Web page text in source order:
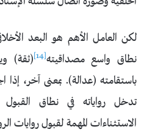
لكن العامل الأهم هو البعد
نطاق واسع مصداقيته[14]
(ثقة)
باستقامته (عدالة). بمعنى آخر، إذا
تدخل رواياته في نطاق
الاستثناءات المهمة لقبول روايات